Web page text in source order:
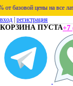
цены на все латунные
вход регистрация
КОРЗИНА ПУСТА+7